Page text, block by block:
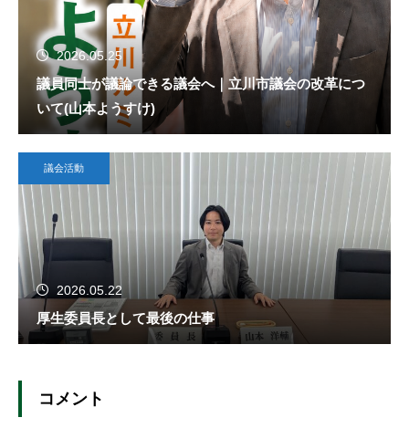
2026.05.25
議員同士が議論できる議会へ｜立川市議会の改革につ
いて(山本ようすけ)
議会活動
2026.05.22
厚生委員長として最後の仕事
コメント